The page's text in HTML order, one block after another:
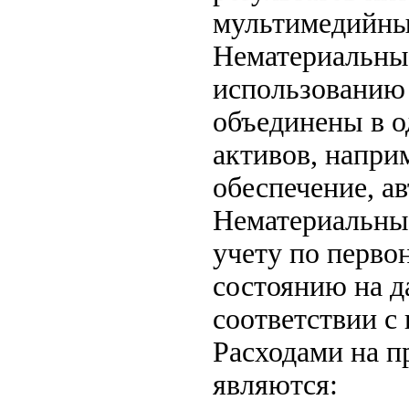
объединены в
активов,
обеспечение,
учету по
состоянию на
соответствии
Расходами на
являются: